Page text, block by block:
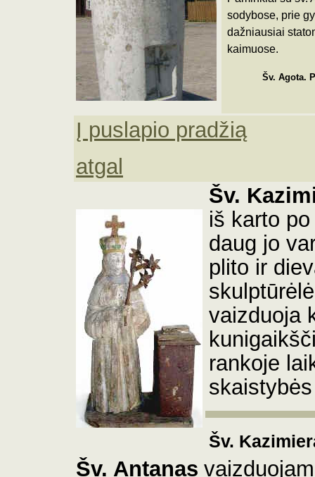
sodybose, prie
dažniausiai
kaimuose.
Šv. Agota.
Į puslapio pradžią
atgal
Šv.
iš karto
daug jo
plito ir
vaizduoja
rankoje
Šv.
Šv. Antanas